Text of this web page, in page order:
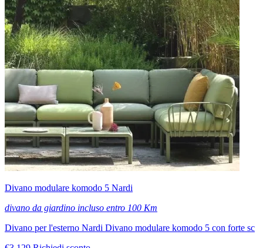
Divano modulare komodo 5 Nardi
divano da giardino incluso entro 100 Km
Divano per l'esterno Nardi Divano modulare komodo 5 con forte sc